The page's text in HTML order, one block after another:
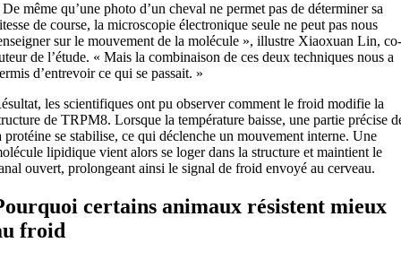
même qu’une photo d’un cheval ne permet pas de déterminer sa
de course, la microscopie électronique seule ne peut pas nous
sur le mouvement de la molécule », illustre Xiaoxuan Lin, co-
de l’étude. « Mais la combinaison de ces deux techniques nous a
d’entrevoir ce qui se passait. »
les scientifiques ont pu observer comment le froid modifie la
de TRPM8. Lorsque la température baisse, une partie précise
protéine se stabilise, ce qui déclenche un mouvement interne. Une
lipidique vient alors se loger dans la structure et maintient le
ouvert, prolongeant ainsi le signal de froid envoyé au cerveau.
certains animaux résistent mieux
froid